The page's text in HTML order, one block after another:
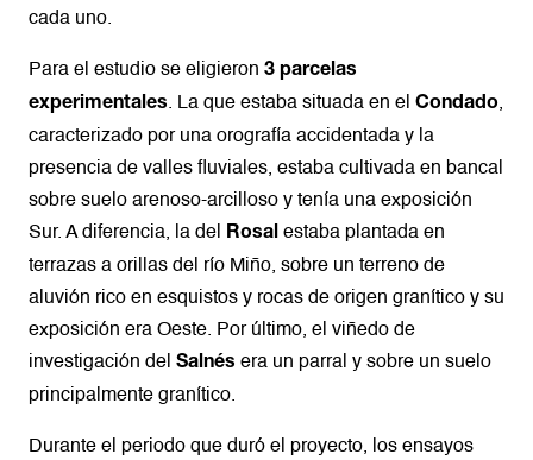
cada uno.
Para el estudio se eligieron 3 parcelas
experimentales. La que estaba situada en el Condado,
caracterizado por una orografía accidentada y la
presencia de valles fluviales, estaba cultivada en bancal
sobre suelo arenoso-arcilloso y tenía una exposición
Sur. A diferencia, la del Rosal estaba plantada en
terrazas a orillas del río Miño, sobre un terreno de
aluvión rico en esquistos y rocas de origen granítico y su
exposición era Oeste. Por último, el viñedo de
investigación del Salnés era un parral y sobre un suelo
principalmente granítico.
Durante el periodo que duró el proyecto, los ensayos